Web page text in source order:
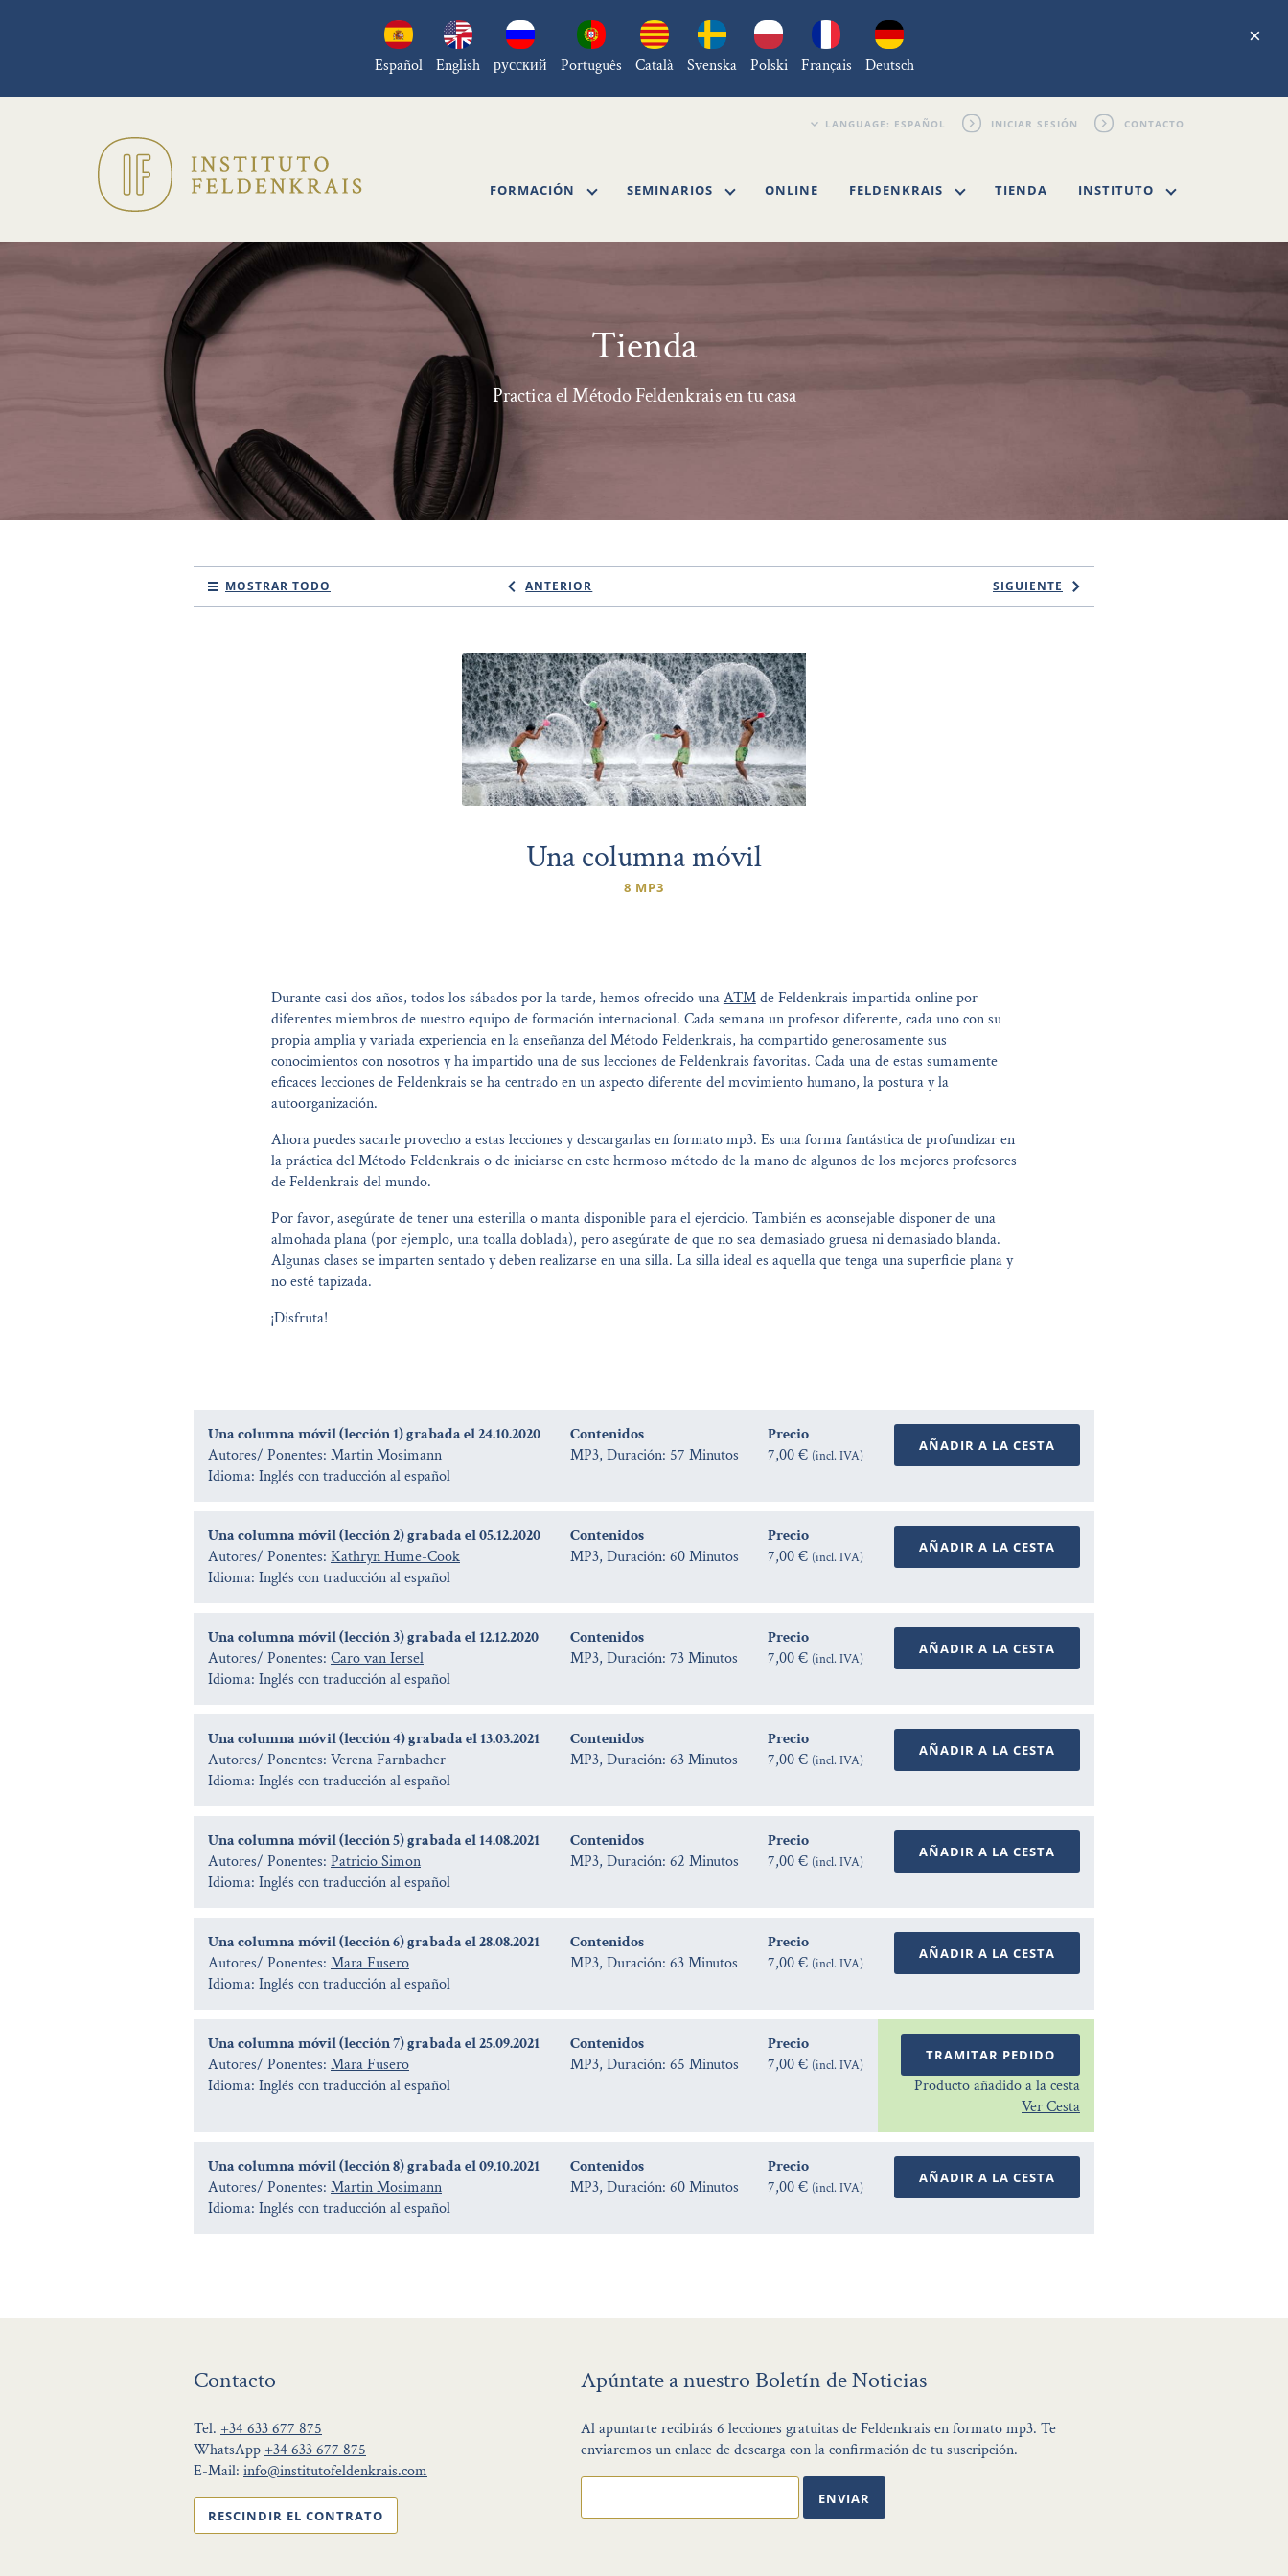
Español English русский Português Català Svenska Polski Français Deutsch
×
INICIAR SESIÓN CONTACTO
FORMACIÓN SEMINARIOS ONLINE FELDENKRAIS TIENDA INSTITUTO
Tienda
Practica el Método Feldenkrais en tu casa
MOSTRAR TODO ANTERIOR SIGUIENTE
Una columna móvil
8 MP3
Durante casi dos años, todos los sábados por la tarde, hemos ofrecido unaATMde Feldenkrais impartida online por
diferentes miembros de nuestro equipo de formación internacional. Cada semana un profesor diferente, cada uno con su
propia amplia y variada experiencia en la enseñanza del Método Feldenkrais, ha compartido generosamente sus
conocimientos con nosotros y ha impartido una de sus lecciones de Feldenkrais favoritas. Cada una de estas sumamente
eficaces lecciones de Feldenkrais se ha centrado en un aspecto diferente del movimiento humano, la postura y la
autoorganización.
Ahora puedes sacarle provecho a estas lecciones y descargarlas en formato mp3. Es una forma fantástica de profundizar en
la práctica del Método Feldenkrais o de iniciarse en este hermoso método de la mano de algunos de los mejores profesores
de Feldenkrais del mundo.
Por favor, asegúrate de tener una esterilla o manta disponible para el ejercicio. También es aconsejable disponer de una
almohada plana (por ejemplo, una toalla doblada), pero asegúrate de que no sea demasiado gruesa ni demasiado blanda.
Algunas clases se imparten sentado y deben realizarse en una silla. La silla ideal es aquella que tenga una superficie plana y
no esté tapizada.
¡Disfruta!
Una columna móvil (lección 1) grabada el 24.10.2020
Autores/ Ponentes: Martin Mosimann
Idioma: Inglés con traducción al español
Contenidos
MP3, Duración: 57 Minutos
Precio
7,00 € (incl. IVA)
AÑADIR A LA CESTA
Una columna móvil (lección 2) grabada el 05.12.2020
Autores/ Ponentes: Kathryn Hume-Cook
Idioma: Inglés con traducción al español
Contenidos
MP3, Duración: 60 Minutos
Precio
7,00 € (incl. IVA)
AÑADIR A LA CESTA
Una columna móvil (lección 3) grabada el 12.12.2020
Autores/ Ponentes: Caro van Iersel
Idioma: Inglés con traducción al español
Contenidos
MP3, Duración: 73 Minutos
Precio
7,00 € (incl. IVA)
AÑADIR A LA CESTA
Una columna móvil (lección 4) grabada el 13.03.2021
Autores/ Ponentes: Verena Farnbacher
Idioma: Inglés con traducción al español
Contenidos
MP3, Duración: 63 Minutos
Precio
7,00 € (incl. IVA)
AÑADIR A LA CESTA
Una columna móvil (lección 5) grabada el 14.08.2021
Autores/ Ponentes: Patricio Simon
Idioma: Inglés con traducción al español
Contenidos
MP3, Duración: 62 Minutos
Precio
7,00 € (incl. IVA)
AÑADIR A LA CESTA
Una columna móvil (lección 6) grabada el 28.08.2021
Autores/ Ponentes: Mara Fusero
Idioma: Inglés con traducción al español
Contenidos
MP3, Duración: 63 Minutos
Precio
7,00 € (incl. IVA)
AÑADIR A LA CESTA
Una columna móvil (lección 7) grabada el 25.09.2021
Autores/ Ponentes: Mara Fusero
Idioma: Inglés con traducción al español
Contenidos
MP3, Duración: 65 Minutos
Precio
7,00 € (incl. IVA)
TRAMITAR PEDIDO
Producto añadido a la cesta
Ver Cesta
Una columna móvil (lección 8) grabada el 09.10.2021
Autores/ Ponentes: Martin Mosimann
Idioma: Inglés con traducción al español
Contenidos
MP3, Duración: 60 Minutos
Precio
7,00 € (incl. IVA)
AÑADIR A LA CESTA
Contacto
Tel. +34 633 677 875
WhatsApp+34 633 677 875
E-Mail: info@institutofeldenkrais.com
RESCINDIR EL CONTRATO
Apúntate a nuestro Boletín de Noticias
Al apuntarte recibirás 6 lecciones gratuitas de Feldenkrais en formato mp3. Te
enviaremos un enlace de descarga con la confirmación de tu suscripción.
ENVIAR